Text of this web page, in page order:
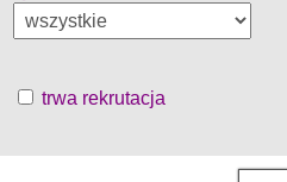
trwa rekrutacja